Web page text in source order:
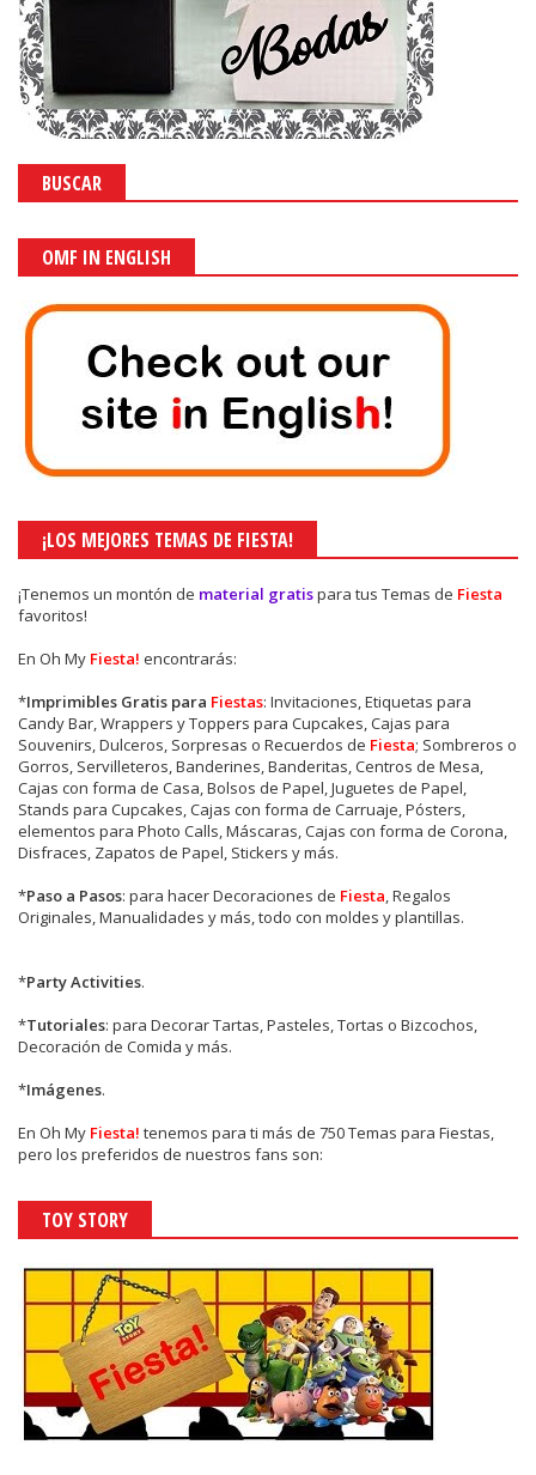
BUSCAR
OMF IN ENGLISH
¡LOS MEJORES TEMAS DE FIESTA!
¡Tenemos un montón de material gratispara tus Temas de Fiesta
favoritos!
En Oh My Fiesta! encontrarás:
*Imprimibles Gratis para Fiestas: Invitaciones, Etiquetas para
Candy Bar, Wrappers y Toppers para Cupcakes, Cajas para
Souvenirs, Dulceros, Sorpresas o Recuerdos de Fiesta; Sombreros o
Gorros, Servilleteros, Banderines, Banderitas, Centros de Mesa,
Cajas con forma de Casa, Bolsos de Papel, Juguetes de Papel,
Stands para Cupcakes, Cajas con forma de Carruaje, Pósters,
elementos para Photo Calls, Máscaras, Cajas con forma de Corona,
Disfraces, Zapatos de Papel, Stickers y más.
*Paso a Pasos: para hacer Decoraciones de Fiesta, Regalos
Originales, Manualidades y más, todo con moldes y plantillas.
*Party Activities.
*Tutoriales: para Decorar Tartas, Pasteles, Tortas o Bizcochos,
Decoración de Comida y más.
*Imágenes.
En Oh My Fiesta! tenemos para ti más de 750 Temas para Fiestas,
pero los preferidos de nuestros fans son:
TOY STORY